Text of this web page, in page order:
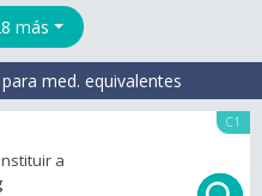
más
med. equivalentes
C1
a